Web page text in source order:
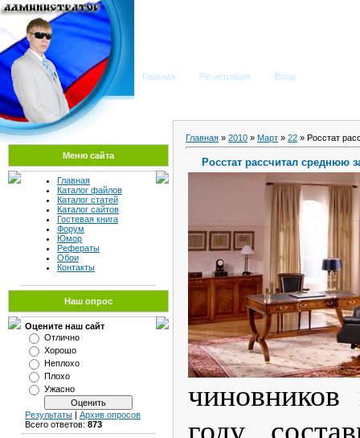
Главная Регистрация Вход
Меню сайта
Главная
Каталог файлов
Каталог статей
Каталог сайтов
Гостевая книга
Форум
Юмор
Рефераты
Обои
Контакты
Наш опрос
Оцените наш сайт
Отлично
Хорошо
Неплохо
Плохо
Ужасно
Результаты | Архив опросов
Всего ответов: 873
Главная » 2010 » Март » 22 » Росстат
Росстат рассчитал среднюю
году